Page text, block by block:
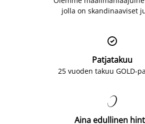
jolla on skandinaaviset

Patjatakuu
25 vuoden takuu GOLD-

Aina edullinen